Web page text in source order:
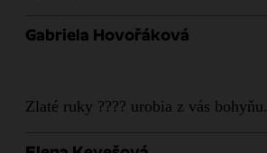
Gabriela Hovořáková
Zlaté ruky ???? urobia z vás bohyňu.